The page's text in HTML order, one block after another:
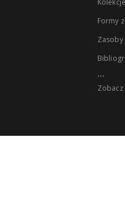
Formy
Zasoby
...
Zobacz